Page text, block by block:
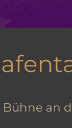
Bühne an